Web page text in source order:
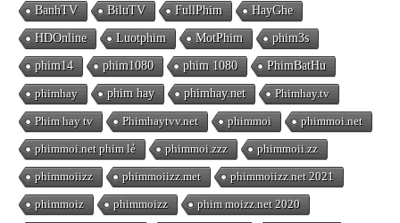
BanhTV BiluTV FullPhim HayGhe
HDOnline Luotphim MotPhim phim3s
phim14 phim1080 phim 1080 PhimBatHu
phimhay phim hay phimhay.net Phimhay.tv
Phim hay tv Phimhaytvv.net phimmoi phimmoi.net
phimmoi.net phim lẻ phimmoi.zzz phimmoii.zz
phimmoiizz phimmoiizz.met phimmoiizz.net 2021
phimmoiz phimmoizz phim moizz.net 2020